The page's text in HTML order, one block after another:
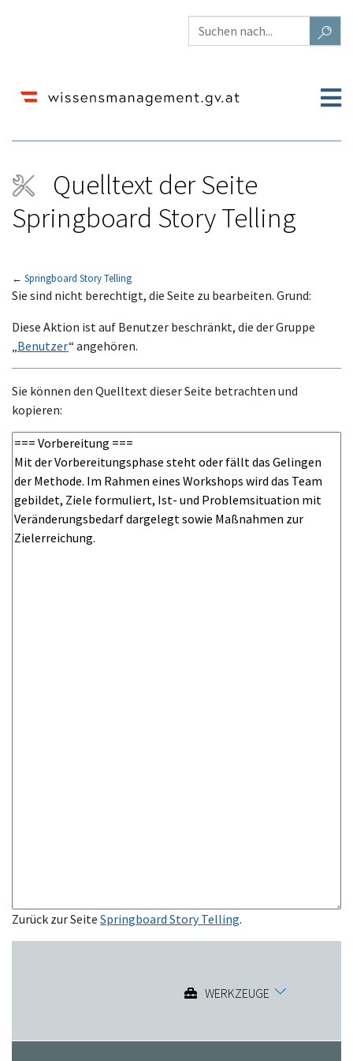
Quelltext der Seite
Springboard Story Telling
← Springboard Story Telling
Wechseln zu:Navigation, Suche
Sie sind nicht berechtigt, die Seite zu bearbeiten. Grund:
Diese Aktion ist auf Benutzer beschränkt, die der Gruppe
Benutzer“ angehören.
Sie können den Quelltext dieser Seite betrachten und
kopieren:
Zurück zur Seite Springboard Story Telling.
WERKZEUGE